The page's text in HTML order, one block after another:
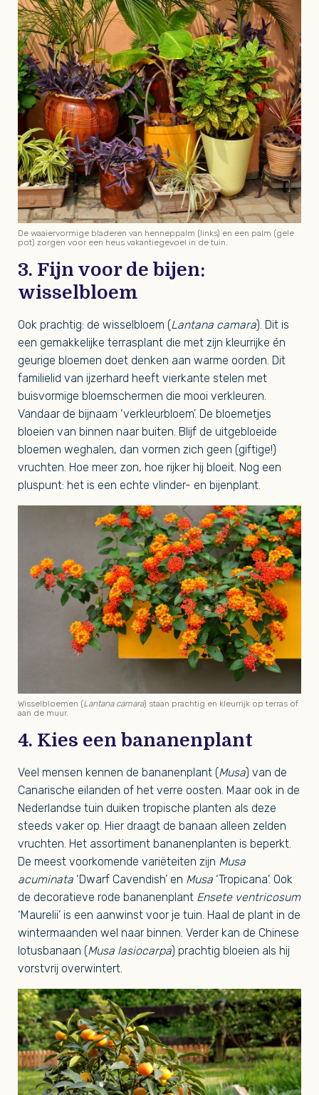
De waaiervormige bladeren van henneppalm (links) en een palm (gele
pot) zorgen voor een heus vakantiegevoel in de tuin.
3. Fijn voor de bijen:
wisselbloem
Ook prachtig: de wisselbloem (Lantana camara). Dit is
een gemakkelijke terrasplant die met zijn kleurrijke én
geurige bloemen doet denken aan warme oorden. Dit
familielid van ijzerhard heeft vierkante stelen met
buisvormige bloemschermen die mooi verkleuren.
Vandaar de bijnaam ‘verkleurbloem’. De bloemetjes
bloeien van binnen naar buiten. Blijf de uitgebloeide
bloemen weghalen, dan vormen zich geen (giftige!)
vruchten. Hoe meer zon, hoe rijker hij bloeit. Nog een
pluspunt: het is een echte vlinder- en bijenplant.
Wisselbloemen (Lantana camara) staan prachtig en kleurrijk op terras of
aan de muur.
4. Kies een bananenplant
Veel mensen kennen de bananenplant (Musa) van de
Canarische eilanden of het verre oosten. Maar ook in de
Nederlandse tuin duiken tropische planten als deze
steeds vaker op. Hier draagt de banaan alleen zelden
vruchten. Het assortiment bananenplanten is beperkt.
De meest voorkomende variëteiten zijn Musa
acuminata ‘Dwarf Cavendish’ en Musa ‘Tropicana’. Ook
de decoratieve rode bananenplant Ensete ventricosum
‘Maurelii’ is een aanwinst voor je tuin. Haal de plant in de
wintermaanden wel naar binnen. Verder kan de Chinese
lotusbanaan (Musa lasiocarpa) prachtig bloeien als hij
vorstvrij overwintert.